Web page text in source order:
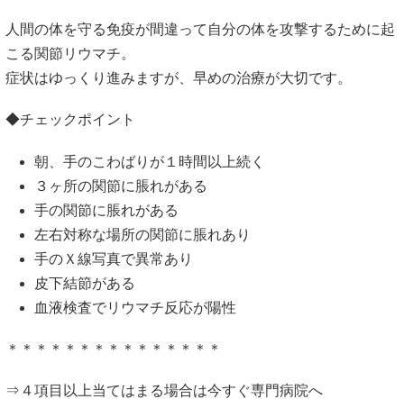
人間の体を守る免疫が間違って自分の体を攻撃するために起
こる関節リウマチ。
症状はゆっくり進みますが、早めの治療が大切です。
◆チェックポイント
朝、手のこわばりが１時間以上続く
３ヶ所の関節に脹れがある
手の関節に脹れがある
左右対称な場所の関節に脹れあり
手のＸ線写真で異常あり
皮下結節がある
血液検査でリウマチ反応が陽性
＊＊＊＊＊＊＊＊＊＊＊＊＊＊＊
⇒４項目以上当てはまる場合は今すぐ専門病院へ